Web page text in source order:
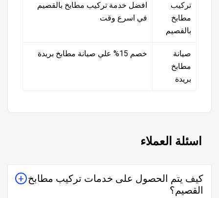
تركيب
مطابخ
بالقصيم
افضل خدمة تركيب مطابخ بالقصيم
في اسرع وقت
صيانة
مطابخ
بريدة
خصم 15% علي صيانة مطابخ بريدة
اسئلة العملاء
كيف يتم الحصول على خدمات تركيب مطابخ
القصيم؟